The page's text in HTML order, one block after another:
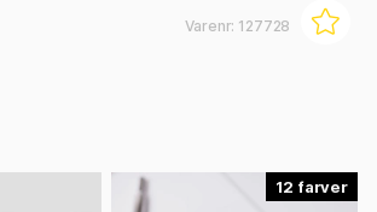
Varenr: 127728
12